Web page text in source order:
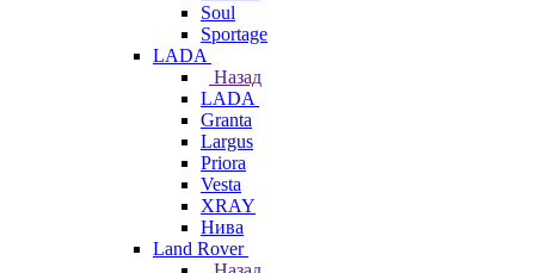
Soul
Sportage
LADA
Назад
LADA
Granta
Largus
Priora
Vesta
XRAY
Нива
Land Rover